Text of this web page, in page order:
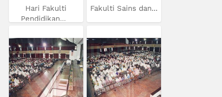
Hari Fakulti
Pendidikan...
Fakulti Sains dan...